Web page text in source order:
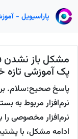
پاراسیویل -
مشکل باز نشدن
پک آموزشی تازه
پاسخ صحیح:سلام.
نرم‌افزار مربوط به
نرم‌افزار مخصوصی
ادامه مشکل، با